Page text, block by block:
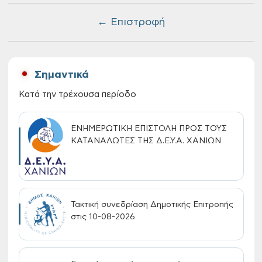
← Επιστροφή
Σημαντικά
Κατά την τρέχουσα περίοδο
ΕΝΗΜΕΡΩΤΙΚΗ ΕΠΙΣΤΟΛΗ ΠΡΟΣ ΤΟΥΣ
ΚΑΤΑΝΑΛΩΤΕΣ ΤΗΣ Δ.Ε.Υ.Α. ΧΑΝΙΩΝ
Τακτική συνεδρίαση Δημοτικής Επιτροπής
στις 10-08-2026